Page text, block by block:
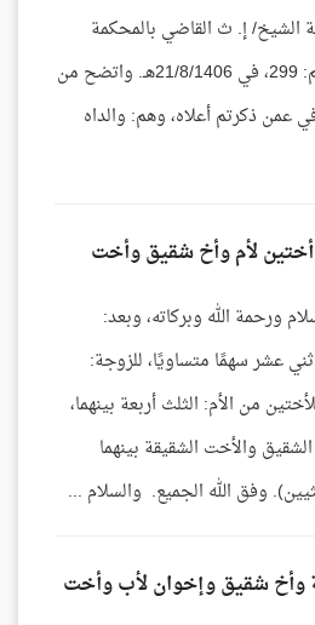
الشيخ/ إ. ث القاضي بالمحكمة
الكبرى بالرياض برقم: 299، في 21/8/1406هـ. واتضح من
عمن ذكرتم أعلاه، وهم: والداه
لأم وأخ شقيق وأخت
ورحمة الله وبركاته، وبعد:
عشر سهمًا متساويًا، للزوجة:
من الأم: الثلث أربعة بينهما،
والأخت الشقيقة بينهما
وفق الله الجميع. والسلام ...
وأخ شقيق وإخوان لأب وأخت